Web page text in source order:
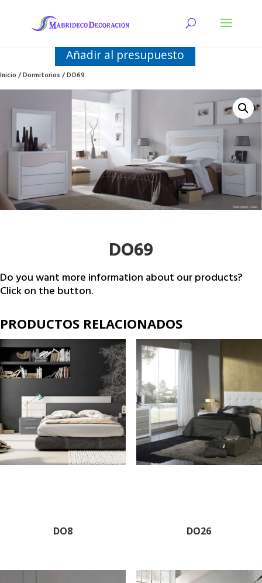
Añadir al presupuesto
Inicio/Dormitorios/ DO69
DO69
Do you want more information about our products?
Click on the button.
PRODUCTOS RELACIONADOS
DO8 DO26